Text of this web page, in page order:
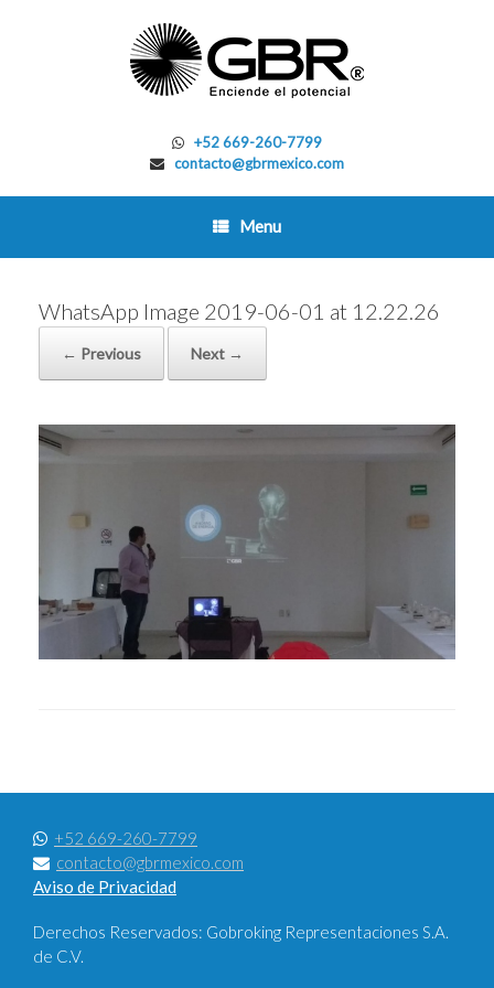
+52 669-260-7799
contacto@gbrmexico.com
Menu
WhatsApp Image 2019-06-01 at 12.22.26
← Previous Next →
+52 669-260-7799
contacto@gbrmexico.com
Aviso de Privacidad
Derechos Reservados: Gobroking Representaciones S.A.
de C.V.